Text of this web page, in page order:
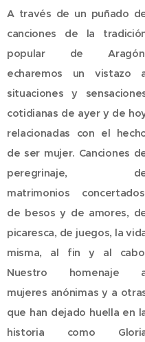
A través de un puñado
canciones de la
popular de
echaremos un vistazo
situaciones y
cotidianas de ayer y de
relacionadas con el
de ser mujer. Canciones
peregrinaje,
matrimonios
de besos y de amores,
picaresca, de juegos, la
misma, al fin y al
Nuestro homenaje
mujeres anónimas y a
que han dejado huella en
historia como